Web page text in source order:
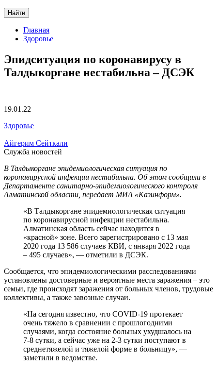
Найти
Главная
Здоровье
Эпидситуация по коронавирусу в
Талдыкоргане нестабильна – ДСЭК
19.01.22
Здоровье
Айгерим Сейткали
Служба новостей
В Талдыкоргане эпидемиологическая ситуация по
коронавирусной инфекции нестабильна. Об этом сообщили в
Департаменте санитарно-эпидемиологического контроля
Алматинской области, передает МИА «Казинформ».
«В Талдыкоргане эпидемиологическая ситуация
по коронавирусной инфекции нестабильна.
Алматинская область сейчас находится в
«красной» зоне. Всего зарегистрировано с 13 мая
2020 года 13 586 случаев КВИ, с января 2022 года
– 495 случаев», — отметили в ДСЭК.
Сообщается, что эпидемиологическими расследованиями
установлены достоверные и вероятные места заражения – это
семьи, где происходят заражения от больных членов, трудовые
коллективы, а также завозные случаи.
«На сегодня известно, что COVID-19 протекает
очень тяжело в сравнении с прошлогодними
случаями, когда состояние больных ухудшалось на
7-8 сутки, а сейчас уже на 2-3 сутки поступают в
среднетяжелой и тяжелой форме в больницу», —
заметили в ведомстве.